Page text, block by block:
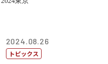
2024.08.26
トピックス